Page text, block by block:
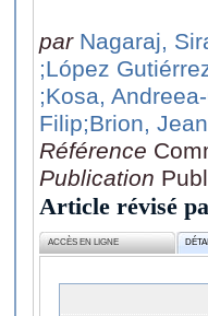
par Nagaraj,
;López
;Kosa,
Filip;Brion,
Référence
Publication
Article révisé
ACCÈS EN LIGNE